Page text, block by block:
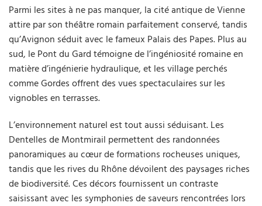
Parmi les sites à ne pas manquer, la cité antique de Vienne
attire par son théâtre romain parfaitement conservé, tandis
qu’Avignon séduit avec le fameux Palais des Papes. Plus au
sud, le Pont du Gard témoigne de l’ingéniosité romaine en
matière d’ingénierie hydraulique, et les village perchés
comme Gordes offrent des vues spectaculaires sur les
vignobles en terrasses.
L’environnement naturel est tout aussi séduisant. Les
Dentelles de Montmirail permettent des randonnées
panoramiques au cœur de formations rocheuses uniques,
tandis que les rives du Rhône dévoilent des paysages riches
de biodiversité. Ces décors fournissent un contraste
saisissant avec les symphonies de saveurs rencontrées lors